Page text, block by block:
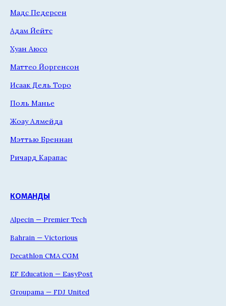
Мадс Педерсен
Адам Йейтс
Хуан Аюсо
Маттео Йоргенсон
Исаак Дель Торо
Поль Манье
Жоау Алмейда
Мэттью Бреннан
Ричард Карапас
КОМАНДЫ
Alpecin — Premier Tech
Bahrain — Victorious
Decathlon CMA CGM
EF Education — EasyPost
Groupama — FDJ United